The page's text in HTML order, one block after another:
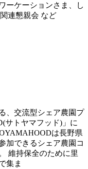
ーケーションさま、し
連懇親会 など
、交流型シェア農園プ
サトヤマフッド)」に
は長野県
加できるシェア農園コ
維持保全のために里
集ま